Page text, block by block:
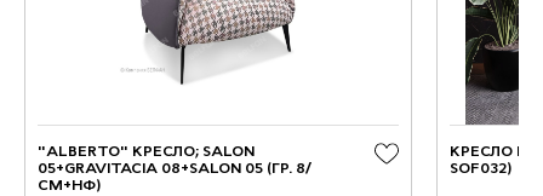
"ALBERTO" КРЕСЛО; SALON
05+GRAVITACIA 08+SALON 05 (ГР. 8/
СМ+НФ)
КРЕСЛО
SOF032)